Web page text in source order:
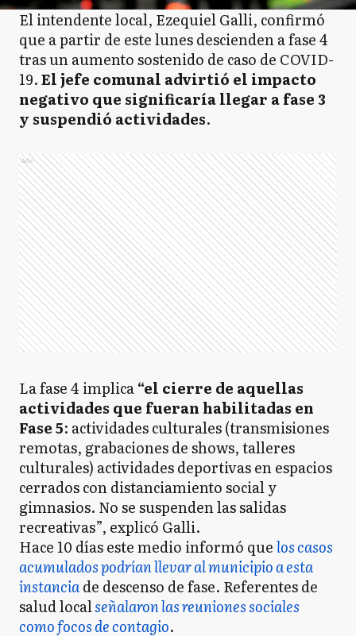
El intendente local, Ezequiel Galli, confirmó
que a partir de este lunes descienden a fase 4
tras un aumento sostenido de caso de COVID-
19.El jefe comunal advirtió el impacto
negativo que significaría llegar a fase 3
y suspendió actividades.
Ads
La fase 4 implica“el cierre de aquellas
actividades que fueran habilitadas en
Fase 5: actividades culturales (transmisiones
remotas, grabaciones de shows, talleres
culturales) actividades deportivas en espacios
cerrados con distanciamiento social y
gimnasios. No se suspenden las salidas
recreativas”, explicó Galli.
Hace 10 días este medio informó quelos casos
acumulados podrían llevar al municipio a esta
instanciade descenso de fase. Referentes de
salud localseñalaron las reuniones sociales
como focos de contagio.